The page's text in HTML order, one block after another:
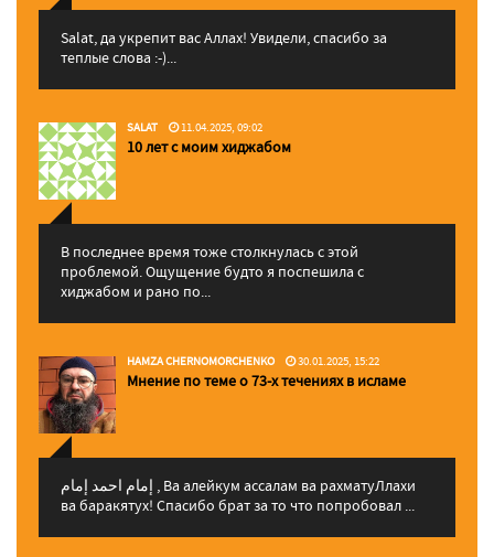
Salat, да укрепит вас Аллаx! Увидели, спасибо за
теплые слова :-)...
SALAT 11.04.2025, 09:02
10 лет с моим хиджабом
В последнее время тоже столкнулась с этой
проблемой. Ощущение будто я поспешила с
хиджабом и рано по...
HAMZA CHERNOMORCHENKO 30.01.2025, 15:22
Мнение по теме о 73-х течениях в исламе
إمام احمد إمام , Ва алейкум ассалам ва рахматуЛлахи
ва баракятух! Спасибо брат за то что попробовал ...